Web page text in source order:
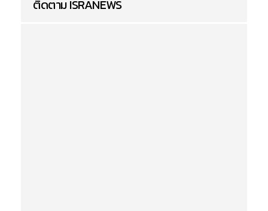
ติดตาม ISRANEWS